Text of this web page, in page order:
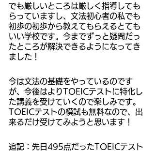
でも厳しいところは厳しく指導しても
らっていますし、文法初心者の私でも
初歩の初歩から教えてもらえるとても
いい学校です。今までずっと疑問だっ
たところが解決できるようになってき
ました！
今は文法の基礎をやっているのです
が、今後はよりTOEICテストに特化し
た講義を受けていくので楽しみです。
TOEICテストの模試も無料なので、出
来るだけ受けてみようと思います！
追記：先日495点だったTOEICテスト